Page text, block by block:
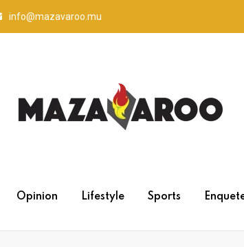
info@mazavaroo.mu
Opinion Lifestyle Sports